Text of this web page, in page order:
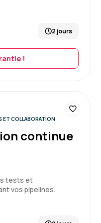
Le 19/06/2026
4
au vu de mes
de la
Le 19/06/2026
2 jours
!
ET COLLABORATION
continue
tests et
vos pipelines.